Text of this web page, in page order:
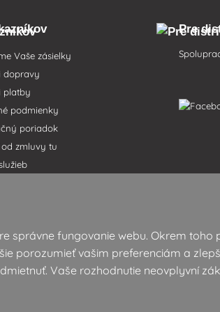
Vaše zásielky
dopravy
platby
podmienky
poriadok
zmluvy tu
Pre
správne fungovanie webu. Okrem
porozumieť vašim preferenciám a
Vaše rozhodnutie neovplyvní